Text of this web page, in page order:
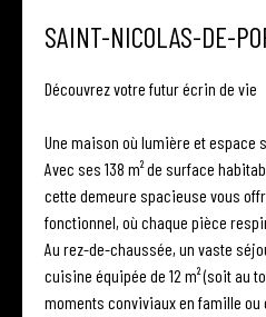
SAINT-NICOLAS-DE-
Découvrez votre futur écrin de vie
Une maison où lumière et espace
Avec ses 138 m² de surface
cette demeure spacieuse vous
fonctionnel, où chaque pièce
Au rez-de-chaussée, un vaste
cuisine équipée de 12 m² (soit au
moments conviviaux en famille